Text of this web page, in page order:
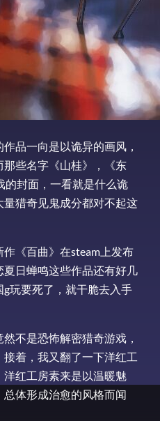
品一向是以诡异的画风，
些名字《山桂》，《东
的封面，一看就是什么诡
猎奇见鬼成分都对不起这
《百曲》在steam上发布
日蝉鸣这些作品还有好几
玩要死了，就干脆去入手
不是恐怖解密猎奇游戏，
着，我又翻了一下洋红工
红工房素来是以温暖魅
体形成治愈的风格而闻